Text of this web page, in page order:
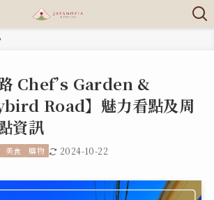
路 Chef’s Garden &
Road】魅力看點及周
資訊
美食 購物 2024-10-22